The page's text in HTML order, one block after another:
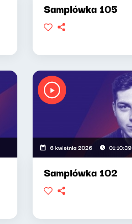
Samplówka 105
6 kwietnia 2026 01:10:39
Samplówka 102